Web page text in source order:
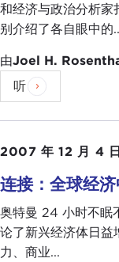
和经济与政治分析
别介绍了各自眼中的
由Joel H.
听
2007 年 12 月 4 日
连接：全球经
奥特曼 24 小时不眠
论了新兴经济体日益
力、商业...